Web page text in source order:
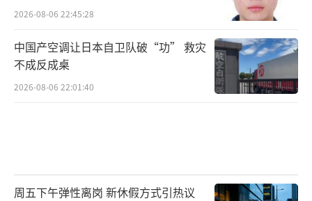
2026-08-06 22:45:28
中国产空调让日本自卫队破“功” 救灾
不成反成桌
2026-08-06 22:01:40
周五下午弹性离岗 新休假方式引热议